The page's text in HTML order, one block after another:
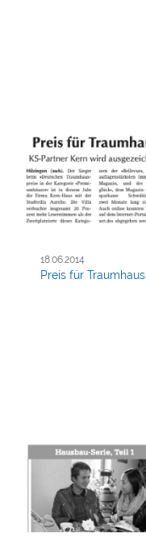
18.06.2014
Preis für Traumhaus